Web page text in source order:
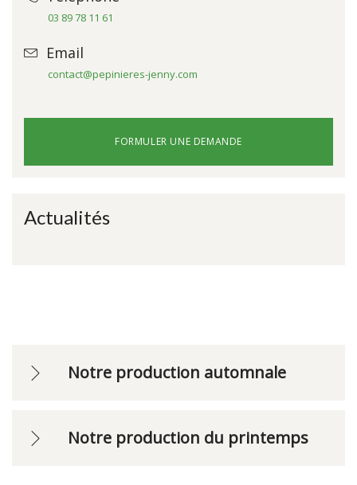
03 89 78 11 61
Email
contact@pepinieres-jenny.com
FORMULER UNE DEMANDE
Actualités
Notre production automnale
Notre production du printemps